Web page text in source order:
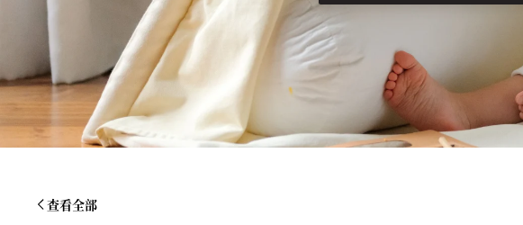
查看全部